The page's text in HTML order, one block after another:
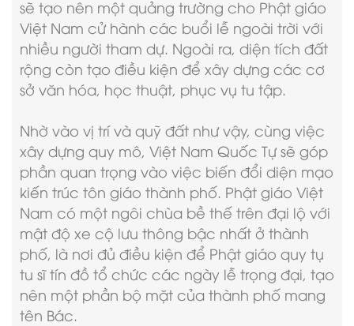
sẽ tạo nên một quảng trường cho Phật giáo
Việt Nam cử hành các buổi lễ ngoài trời với
nhiều người tham dự. Ngoài ra, diện tích đất
rộng còn tạo điều kiện để xây dựng các cơ
sở văn hóa, học thuật, phục vụ tu tập.
Nhờ vào vị trí và quỹ đất như vậy, cùng việc
xây dựng quy mô, Việt Nam Quốc Tự sẽ góp
phần quan trọng vào việc biến đổi diện mạo
kiến trúc tôn giáo thành phố. Phật giáo Việt
Nam có một ngôi chùa bề thế trên đại lộ với
mật độ xe cộ lưu thông bậc nhất ở thành
phố, là nơi đủ điều kiện để Phật giáo quy tụ
tu sĩ tín đồ tổ chức các ngày lễ trọng đại, tạo
nên một phần bộ mặt của thành phố mang
tên Bác.